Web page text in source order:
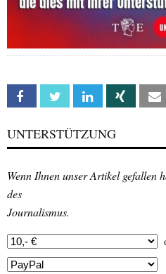
Facebook Twitter Linkedin Xing
UNTERSTÜTZUNG
Wenn Ihnen unser Artikel gefallen
des
Journalismus.